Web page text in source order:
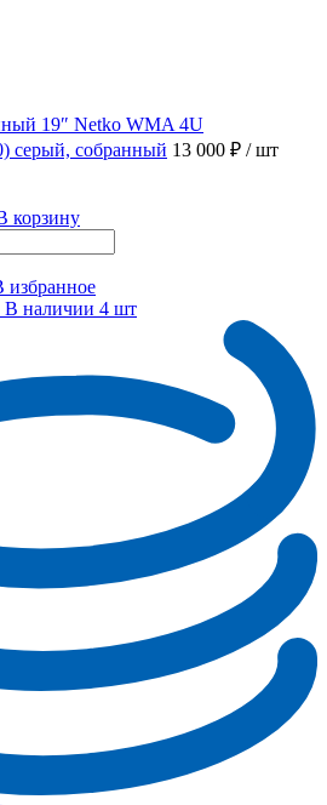
19″ Netko WMA 4U
серый, собранный 13 000 ₽ / шт
корзину
избранное
В наличии 4 шт